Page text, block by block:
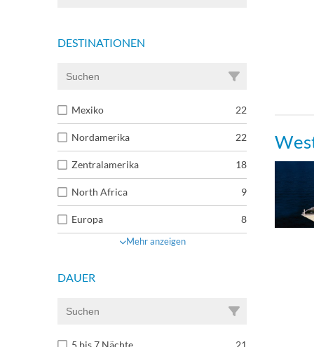
DESTINATIONEN
Mexiko 22
Nordamerika 22
Zentralamerika 18
North Africa 9
Europa 8
Mehr anzeigen
DAUER
5 bis 7 Nächte 21